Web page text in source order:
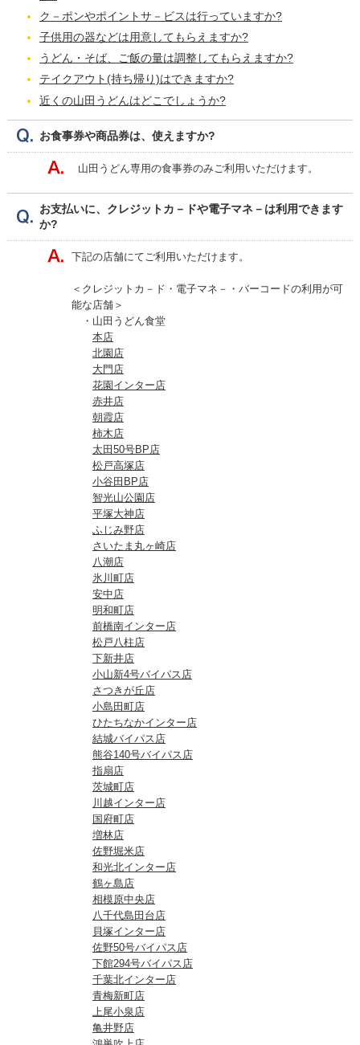
ク－ポンやポイントサ－ビスは行っていますか?
子供用の器などは用意してもらえますか?
うどん・そば、ご飯の量は調整してもらえますか?
テイクアウト(持ち帰り)はできますか?
近くの山田うどんはどこでしょうか?
お食事券や商品券は、使えますか?
山田うどん専用の食事券のみご利用いただけます。
お支払いに、クレジットカ－ドや電子マネ－は利用できます
か?
下記の店舗にてご利用いただけます。
＜クレジットカ－ド・電子マネ－・バーコードの利用が可
能な店舗＞
・山田うどん食堂
本店
北園店
大門店
花園インター店
赤井店
朝霞店
柿木店
太田50号BP店
松戸高塚店
小谷田BP店
智光山公園店
平塚大神店
ふじみ野店
さいたま丸ヶ崎店
八潮店
氷川町店
安中店
明和町店
前橋南インター店
松戸八柱店
下新井店
小山新4号バイパス店
さつきが丘店
小島田町店
ひたちなかインター店
結城バイパス店
熊谷140号バイパス店
指扇店
茨城町店
川越インター店
国府町店
増林店
佐野堀米店
和光北インター店
鶴ヶ島店
相模原中央店
八千代島田台店
貝塚インター店
佐野50号バイパス店
下館294号バイパス店
千葉北インター店
青梅新町店
上尾小泉店
亀井野店